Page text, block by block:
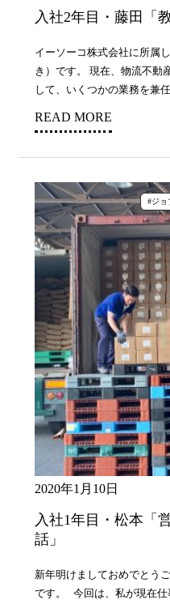
入社2年目・藤田「
イーソーコ株式会社に所属
き）です。 現在、物流不動
して、いくつかの業務を兼任
READ MORE
2020年1月10日
入社1年目・松本「
話」
新年明けましておめでとう
です。 今回は、私が現在仕
#ジョ